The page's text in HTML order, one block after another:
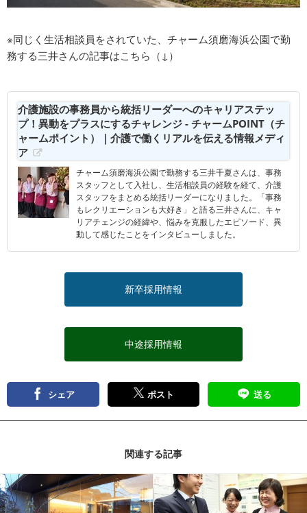
※同じく生活相談員をされていた、チャーム須磨海浜公園で勤
務する三井さんの記事はこちら（↓）
介護施設の事務員から統括リーダーへのキャリアステッ
プ！異動をプラスにするチャレンジ - チャームPOINT（チ
ャームポイント）｜介護で働くリアルを伝える情報メディ
ア
チャーム須磨海浜公園で勤務する三井千夏さんは、事務
スタッフとして入社し、生活相談員の経験を経て、介護
スタッフをまとめる統括リーダーになりました。「事務
もレクリエーションも大好き」と語る三井さんに、キャ
リアチェンジの経緯や、悩みを克服したエピソード、異
動して感じたことをインタビューしました。
新卒採用情報
中途採用情報
シェア ポスト 送る
関連する記事
記事を読む